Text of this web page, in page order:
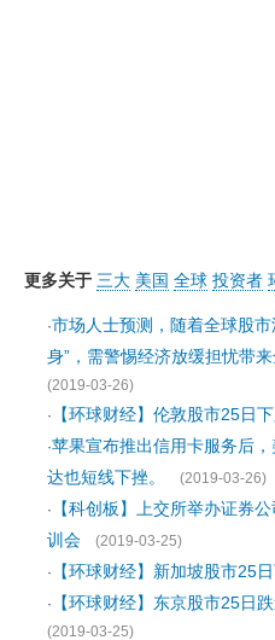
更多关于 三大 美国 全球 投资者
·市场人士预测，随着全球股
身”，需警惕经济放缓担忧带来
(2019-03-26)
·
【环球财经】伦敦股市25日
·苹果宣布推出信用卡服务后
达也短线下挫。
(2019-03-26)
·
【科创板】上交所举办证券
训会
(2019-03-25)
·
【环球财经】新加坡股市25
·
【环球财经】东京股市25日
(2019-03-25)